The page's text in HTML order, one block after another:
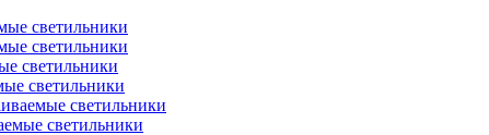
светильники
светильники
светильники
светильники
светильники
светильники